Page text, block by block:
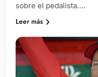
sobre el pedalista….
Leer más